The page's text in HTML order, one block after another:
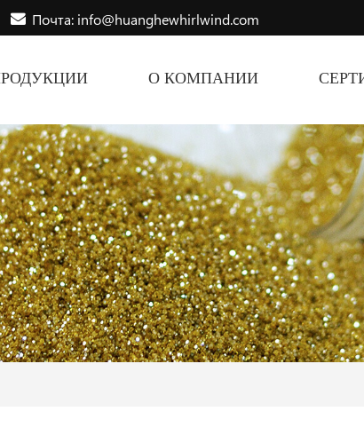
Почта: info@huanghewhirlwind.com
О КОМПАНИИ